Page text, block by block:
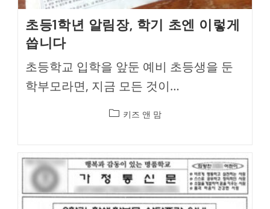
초등1학년 알림장, 학기 초엔 이렇게
씁니다
초등학교 입학을 앞둔 예비 초등생을 둔
학부모라면, 지금 모든 것이…
Post키즈 앤 맘